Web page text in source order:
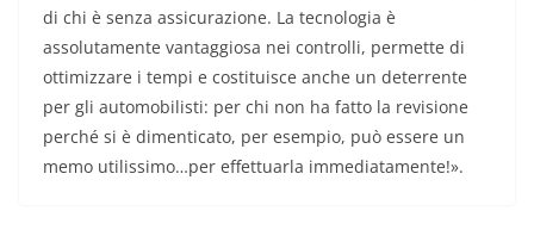
di chi è senza assicurazione. La tecnologia è
assolutamente vantaggiosa nei controlli, permette di
ottimizzare i tempi e costituisce anche un deterrente
per gli automobilisti: per chi non ha fatto la revisione
perché si è dimenticato, per esempio, può essere un
memo utilissimo…per effettuarla immediatamente!».